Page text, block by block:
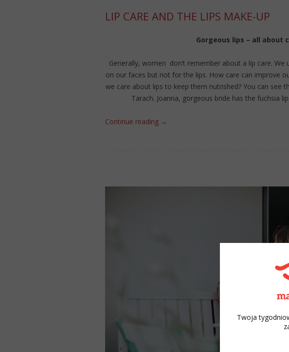
LIP CARE AND THE LIPS MAKE-UP
Gorgeous lips – all about
Generally, women don’t remember about a lip care. We
on our faces but not for the lips. How care can improve
we care about lips to keep them nutrished? You can see
Tarach. Joanna, gorgeous bride has the fuchsia
Continue reading →
Twoja